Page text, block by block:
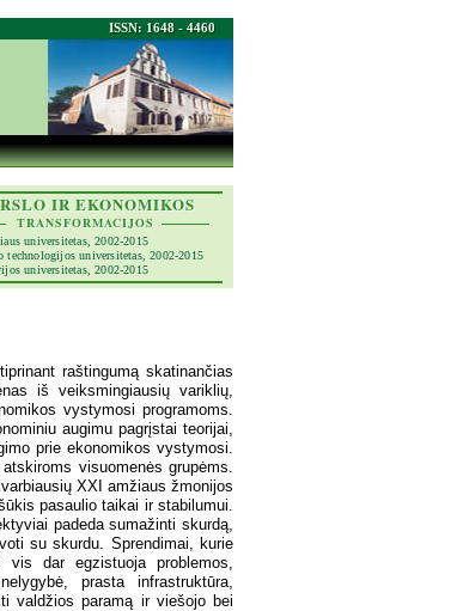
ISSN: 1648 - 4460
IR EKONOMIKOS
TRANSFORMACIJOS
universitetas, 2002-2015
technologijos universitetas, 2002-2015
universitetas, 2002-2015
raštingumą skatinančias
iš veiksmingiausių variklių,
vystymosi programoms.
augimu pagrįstai teorijai,
prie ekonomikos vystymosi.
visuomenės grupėms.
XXI amžiaus žmonijos
pasaulio taikai ir stabilumui.
padeda sumažinti skurdą,
su skurdu. Sprendimai, kurie
dar egzistuoja problemos,
prasta infrastruktūra,
valdžios paramą ir viešojo bei